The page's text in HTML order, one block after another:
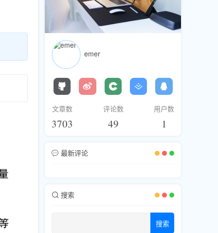
emer
文章数
3703
评论数
49
用户数
1
最新评论
搜索
搜索